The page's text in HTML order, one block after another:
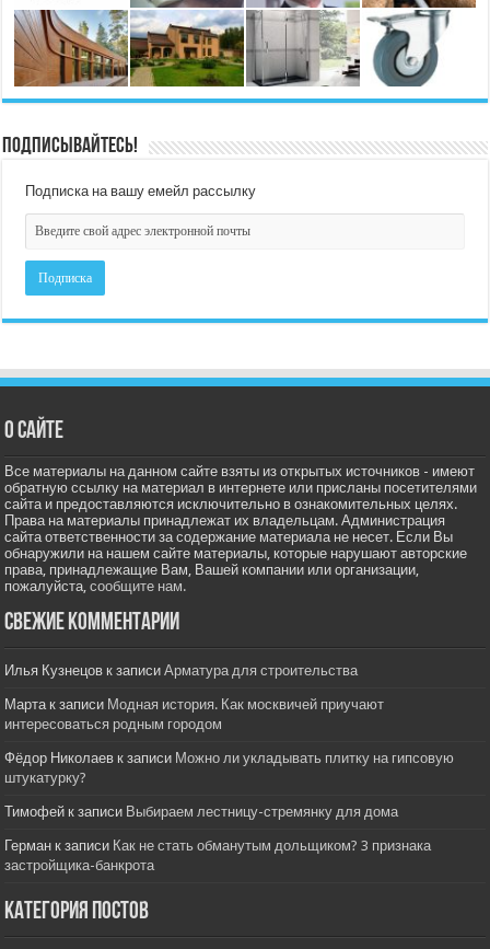
Подписывайтесь!
Подписка на вашу емейл рассылку
О сайте
Все материалы на данном сайте взяты из открытых источников - имеют
обратную ссылку на материал в интернете или присланы посетителями
сайта и предоставляются исключительно в ознакомительных целях.
Права на материалы принадлежат их владельцам. Администрация
сайта ответственности за содержание материала не несет. Если Вы
обнаружили на нашем сайте материалы, которые нарушают авторские
права, принадлежащие Вам, Вашей компании или организации,
пожалуйста,сообщите нам.
Свежие комментарии
Илья Кузнецов к записиАрматура для строительства
Мартак записи Модная история. Как москвичей приучают
интересоваться родным городом
Фёдор Николаев к записи Можно ли укладывать плитку на гипсовую
штукатурку?
Тимофей к записи Выбираем лестницу-стремянку для дома
Герман к записи Как не стать обманутым дольщиком? 3 признака
застройщика-банкрота
Категория постов